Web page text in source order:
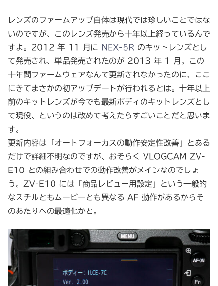
レンズのファームアップ自体は現代では珍しいことではな
いのですが、このレンズ発売から十年以上経っているんで
すよ。2012 年 11 月に NEX-5R のキットレンズとし
て発売され、単品発売されたのが 2013 年 1 月。この
十年間ファームウェアなんて更新されなかったのに、ここ
にきてまさかの初アップデートが行われるとは。十年以上
前のキットレンズが今でも最新ボディのキットレンズとし
て現役、というのは改めて考えたらすごいことだと思いま
す。
更新内容は「オートフォーカスの動作安定性改善」とある
だけで詳細不明なのですが、おそらく VLOGCAM ZV-
E10 との組み合わせでの動作改善がメインなのでしょ
う。ZV-E10 には「商品レビュー用設定」という一般的
なスチルともムービーとも異なる AF 動作があるからそ
のあたりへの最適化かと。